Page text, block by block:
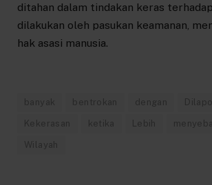
ditahan dalam tindakan keras
dilakukan oleh pasukan keamanan,
hak asasi manusia.
banyak bentrokan dengan
Kekerasan ketika Lebih
Wilayah